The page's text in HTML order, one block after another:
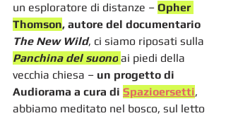
un esploratore di distanze – Opher
Thomson, autore del documentario
The New Wild, ci siamo riposati sulla
Panchina del suono ai piedi della
vecchia chiesa – un progetto di
Audiorama a cura di Spazioersetti,
abbiamo meditato nel bosco, sul letto